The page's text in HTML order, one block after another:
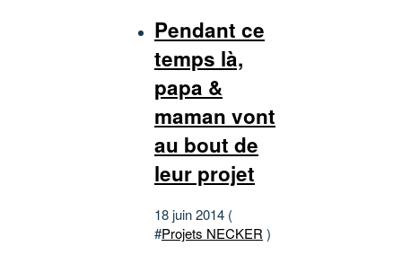
Pendant ce
temps là,
papa &
maman vont
au bout de
leur projet
18 juin 2014 (
#Projets NECKER )